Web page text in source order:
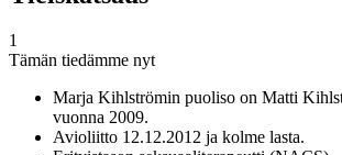
1
Tämän tiedämme nyt
Marja Kihlströmin puoliso on Matti
vuonna 2009.
Avioliitto 12.12.2012 ja kolme lasta.